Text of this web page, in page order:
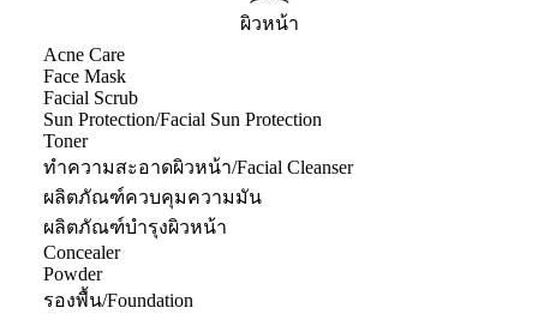
ผิวหน้า
Acne Care
Face Mask
Facial Scrub
Sun Protection/Facial Sun Protection
Toner
ทำความสะอาดผิวหน้า/Facial Cleanser
ผลิตภัณฑ์ควบคุมความมัน
ผลิตภัณฑ์บำรุงผิวหน้า
Concealer
Powder
รองพื้น/Foundation